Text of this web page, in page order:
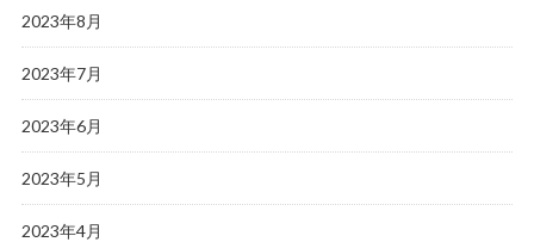
2023年8月
2023年7月
2023年6月
2023年5月
2023年4月